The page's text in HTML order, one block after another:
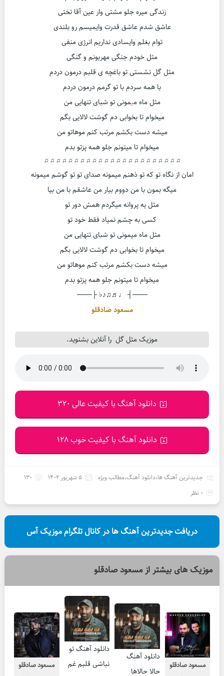
زندگی میره جلو مشتی وار عین آقا تختی
عاشق شدم عاشق قدرت وایمیسم رو بلندی
توام بغلم وایسادی نداریم انرژی منفی
مثل خودم جنگی مهربونم و گنگی
مثل گل نشستی تو باغچه ی قلبم درمون دردم
با همه سردم با تو گرمم درمون دردم
مثل ماه میمونی تو شبای تنهایی من
میخوام تا بخوابی دم گوشت لالایی بگم
میشه دست بکشم مرتب کنم موهاتو من
میخوام تا میتونم جلو همه پزتو بدم
♫ ♫ ♫ ♫ ♫ ♫ ♫ ♫ ♫ ♫ ♫ ♫ ♫ ♫ ♫ ♫ ♫ ♫ ♫ ♫ ♫ ♫ ♫
امان از نگاه تو که تو ذهنم میمونه صدای تو تو گوشم میمونه
میگه بمون با من دووم بیار من عاشقم با من بیا
مثل یه پروانه میگردم همش دور تو
کسی به چشم نمیاد فقط خود تو
مثل ماه میمونی تو شبای تنهایی من
میخوام تا بخوابی دم گوشت لالایی بگم
میشه دست بکشم مرتب کنم موهاتو من
میخوام تا میتونم جلو همه پزتو بدم
───┤ ♩♬♫♪♭ ├───
مسعود صادقلو
موزیک مثل گل را آنلاین بشنوید.
دانلود آهنگ با کیفیت عالی 320
دانلود آهنگ با کیفیت خوب 128
جدیدترین آهنگ ها،دانلود آهنگ،مطالب ویژه 5 شهریور 1402
130
0 نظر
دریافت جدیدترین آهنگ ها در کانال تلگرام موزیک آس
موزیک های بیشتر ازمسعود صادقلو
مسعود صادقلو
دانلود آهنگ
حالا حالاها
دانلود آهنگ تو
نباشی قلبم غم
مسعود صادقلو